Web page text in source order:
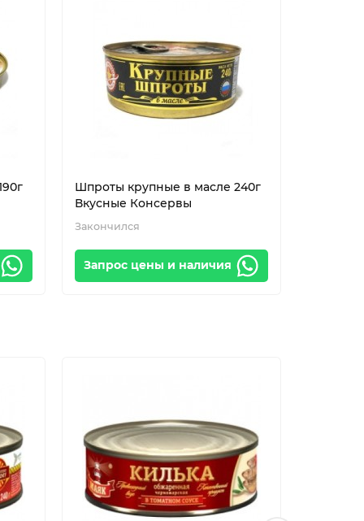
Шпроты крупные в масле 240г
Вкусные Консервы
Закончился
Запрос цены и наличия